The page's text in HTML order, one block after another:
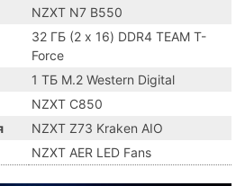
NZXT N7 B550
32 ГБ (2 x 16) DDR4 TEAM T-
Force
1 ТБ M.2 Western Digital
NZXT C850
NZXT Z73 Kraken AIO
NZXT AER LED Fans